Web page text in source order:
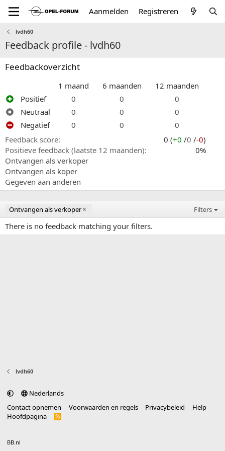
Aanmelden Registreren
lvdh60
Feedback profile - lvdh60
Feedbackoverzicht
1 maand 6 maanden
12 maanden
Positief
0 0
0
Neutraal
0 0
0
Negatief
0 0
0
Feedback score
0 (+0 /0 /-0)
Positieve feedback (laatste 12 maanden)
0%
Ontvangen als verkoper
Ontvangen als koper
Gegeven aan anderen
Ontvangen als verkoper Filters
There is no feedback matching your filters.
lvdh60
Nederlands
Contact opnemen
Voorwaarden en regels Privacybeleid
Help
Hoofdpagina
R
BB.nl